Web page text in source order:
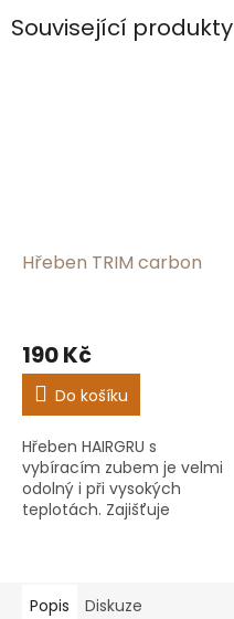
Související produkty
Hřeben TRIM carbon
hodnocení
produktu
5,0
5
hvězdiček.
190 Kč
Do košíku
Hřeben HAIRGRU s
vybíracím zubem je velmi
odolný i při vysokých
teplotách. Zajišťuje
Popis Diskuze